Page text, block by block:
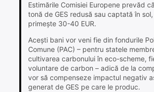
Estimările Comisiei Europene prevăd
tonă de GES redusă sau captată în
primește 30-40 EUR.
Acești bani vor veni fie din fondurile
Comune (PAC) – pentru statele
cultivarea carbonului în eco-scheme,
voluntare de carbon – adică de la
vor să compenseze impactul negativ
generat de GES pe care le produc.